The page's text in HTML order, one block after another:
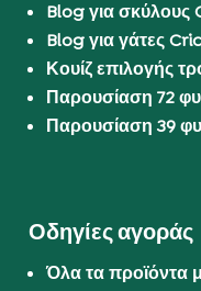
Blog για σκύλους
Blog για γάτες
Κουίζ επιλογής
Παρουσίαση 72
Παρουσίαση 39
Οδηγίες αγοράς
Όλα τα προϊόντα